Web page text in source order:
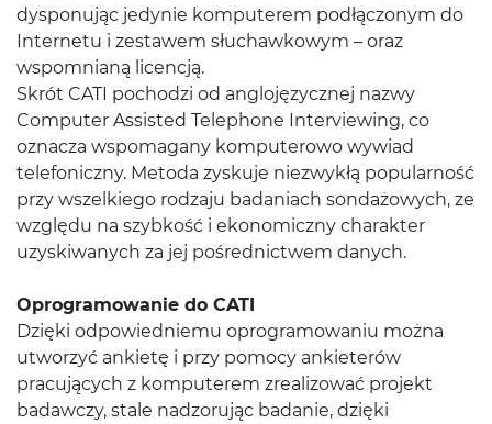
dysponując jedynie komputerem podłączonym do
Internetu i zestawem słuchawkowym – oraz
wspomnianą licencją.
Skrót CATI pochodzi od anglojęzycznej nazwy
Computer Assisted Telephone Interviewing, co
oznacza wspomagany komputerowo wywiad
telefoniczny. Metoda zyskuje niezwykłą popularność
przy wszelkiego rodzaju badaniach sondażowych, ze
względu na szybkość i ekonomiczny charakter
uzyskiwanych za jej pośrednictwem danych.
Oprogramowanie do CATI
Dzięki odpowiedniemu oprogramowaniu można
utworzyć ankietę i przy pomocy ankieterów
pracujących z komputerem zrealizować projekt
badawczy, stale nadzorując badanie, dzięki